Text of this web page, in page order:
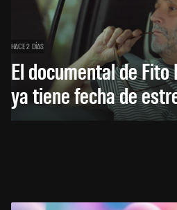
HACE 2 DÍAS
El documental de
ya tiene fecha de